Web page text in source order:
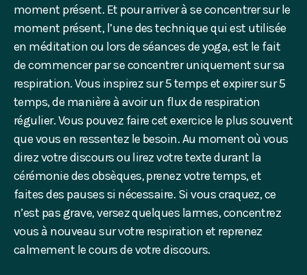
moment présent. Et pour arriver à se concentrer sur le
moment présent, l’une des technique qui est utilisée
en méditation ou lors de séances de yoga, est le fait
de commencer par se concentrer uniquement sur sa
respiration. Vous inspirez sur 5 temps et expirer sur 5
temps, de manière à avoir un flux de respiration
régulier. Vous pouvez faire cet exercice le plus souvent
que vous en ressentez le besoin. Au moment où vous
direz votre discours ou lirez votre texte durant la
cérémonie des obsèques, prenez votre temps, et
faites des pauses si nécessaire. Si vous craquez, ce
n’est pas grave, versez quelques larmes, concentrez
vous à nouveau sur votre respiration et reprenez
calmement le cours de votre discours.